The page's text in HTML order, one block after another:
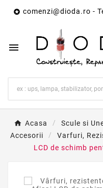
 comenzi@dioda.ro -

Acasa Scule si
Accesorii
Varfuri,
LCD de schimb